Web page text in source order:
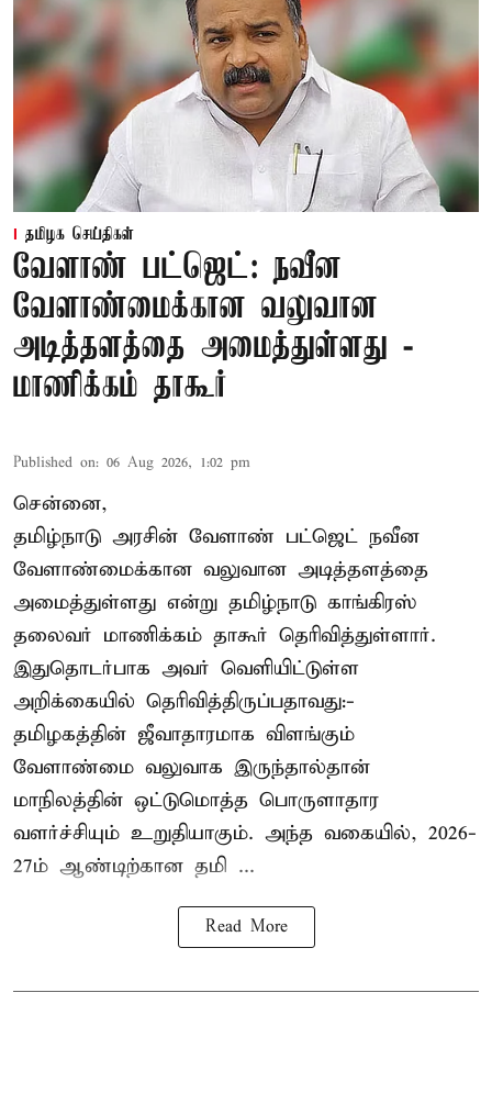
தமிழக செய்திகள்
வேளாண் பட்ஜெட்: நவீன
வேளாண்மைக்கான வலுவான
அடித்தளத்தை அமைத்துள்ளது -
மாணிக்கம் தாகூர்
Published on: 06 Aug 2026, 1:02 pm
சென்னை,
தமிழ்நாடு அரசின் வேளாண் பட்ஜெட் நவீன
வேளாண்மைக்கான வலுவான அடித்தளத்தை
அமைத்துள்ளது என்று தமிழ்நாடு காங்கிரஸ்
தலைவர் மாணிக்கம் தாகூர் தெரிவித்துள்ளார்.
இதுதொடர்பாக அவர் வெளியிட்டுள்ள
அறிக்கையில் தெரிவித்திருப்பதாவது:-
தமிழகத்தின் ஜீவாதாரமாக விளங்கும்
வேளாண்மை வலுவாக இருந்தால்தான்
மாநிலத்தின் ஒட்டுமொத்த பொருளாதார
வளர்ச்சியும் உறுதியாகும். அந்த வகையில், 2026-
27ம் ஆண்டிற்கான தமி ...
Read More